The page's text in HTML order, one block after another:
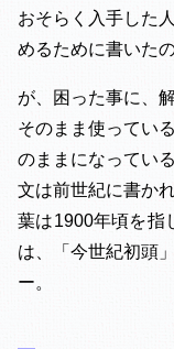
おそらく入手した
めるために書いた
が、困った事に、
そのまま使ってい
のままになってい
文は前世紀に書か
葉は1900年頃を指
は、「今世紀初頭
ー。